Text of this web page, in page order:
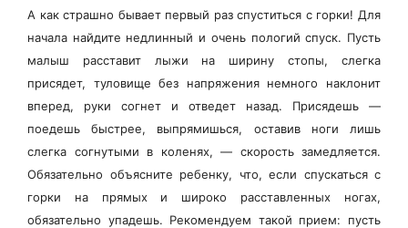
А как страшно бывает первый раз спуститься с горки! Для
начала найдите недлинный и очень пологий спуск. Пусть
малыш расставит лыжи на ширину стопы, слегка
присядет, туловище без напряжения немного наклонит
вперед, руки согнет и отведет назад. Присядешь —
поедешь быстрее, выпрямишься, оставив ноги лишь
слегка согнутыми в коленях, — скорость замедляется.
Обязательно объясните ребенку, что, если спускаться с
горки на прямых и широко расставленных ногах,
обязательно упадешь. Рекомендуем такой прием: пусть